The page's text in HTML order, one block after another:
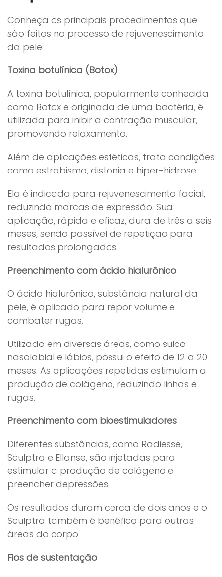
Conheça os principais procedimentos que
são feitos no processo de rejuvenescimento
da pele:
Toxina botulínica (Botox)
A toxina botulínica, popularmente conhecida
como Botox e originada de uma bactéria, é
utilizada para inibir a contração muscular,
promovendo relaxamento.
Além de aplicações estéticas, trata condições
como estrabismo, distonia e hiper-hidrose.
Ela é indicada para rejuvenescimento facial,
reduzindo marcas de expressão. Sua
aplicação, rápida e eficaz, dura de três a seis
meses, sendo passível de repetição para
resultados prolongados.
Preenchimento com ácido hialurônico
O ácido hialurônico, substância natural da
pele, é aplicado para repor volume e
combater rugas.
Utilizado em diversas áreas, como sulco
nasolabial e lábios, possui o efeito de 12 a 20
meses. As aplicações repetidas estimulam a
produção de colágeno, reduzindo linhas e
rugas.
Preenchimento com bioestimuladores
Diferentes substâncias, como Radiesse,
Sculptra e Ellanse, são injetadas para
estimular a produção de colágeno e
preencher depressões.
Os resultados duram cerca de dois anos e o
Sculptra também é benéfico para outras
áreas do corpo.
Fios de sustentação